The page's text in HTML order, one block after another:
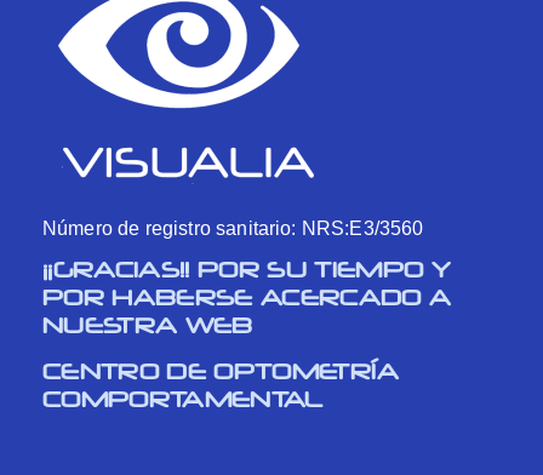
Número de registro sanitario: NRS:E3/3560
¡¡GRACIAS!! POR SU TIEMPO Y
POR HABERSE ACERCADO A
NUESTRA WEB
CENTRO DE OPTOMETRÍA
COMPORTAMENTAL